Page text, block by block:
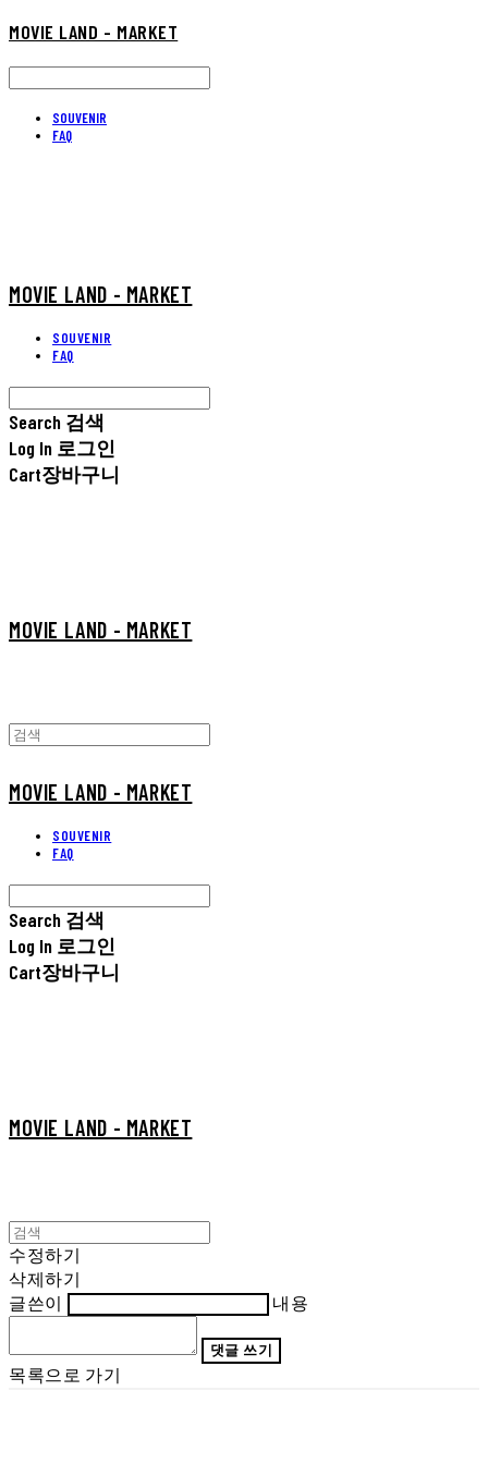
MOVIE LAND - MARKET
SOUVENIR
FAQ
MOVIE LAND - MARKET
SOUVENIR
FAQ
Search 검색
Log In 로그인
Cart장바구니
MOVIE LAND - MARKET
MOVIE LAND - MARKET
SOUVENIR
FAQ
Search 검색
Log In 로그인
Cart장바구니
MOVIE LAND - MARKET
수정하기
삭제하기
글쓴이
내용
댓글 쓰기
목록으로 가기